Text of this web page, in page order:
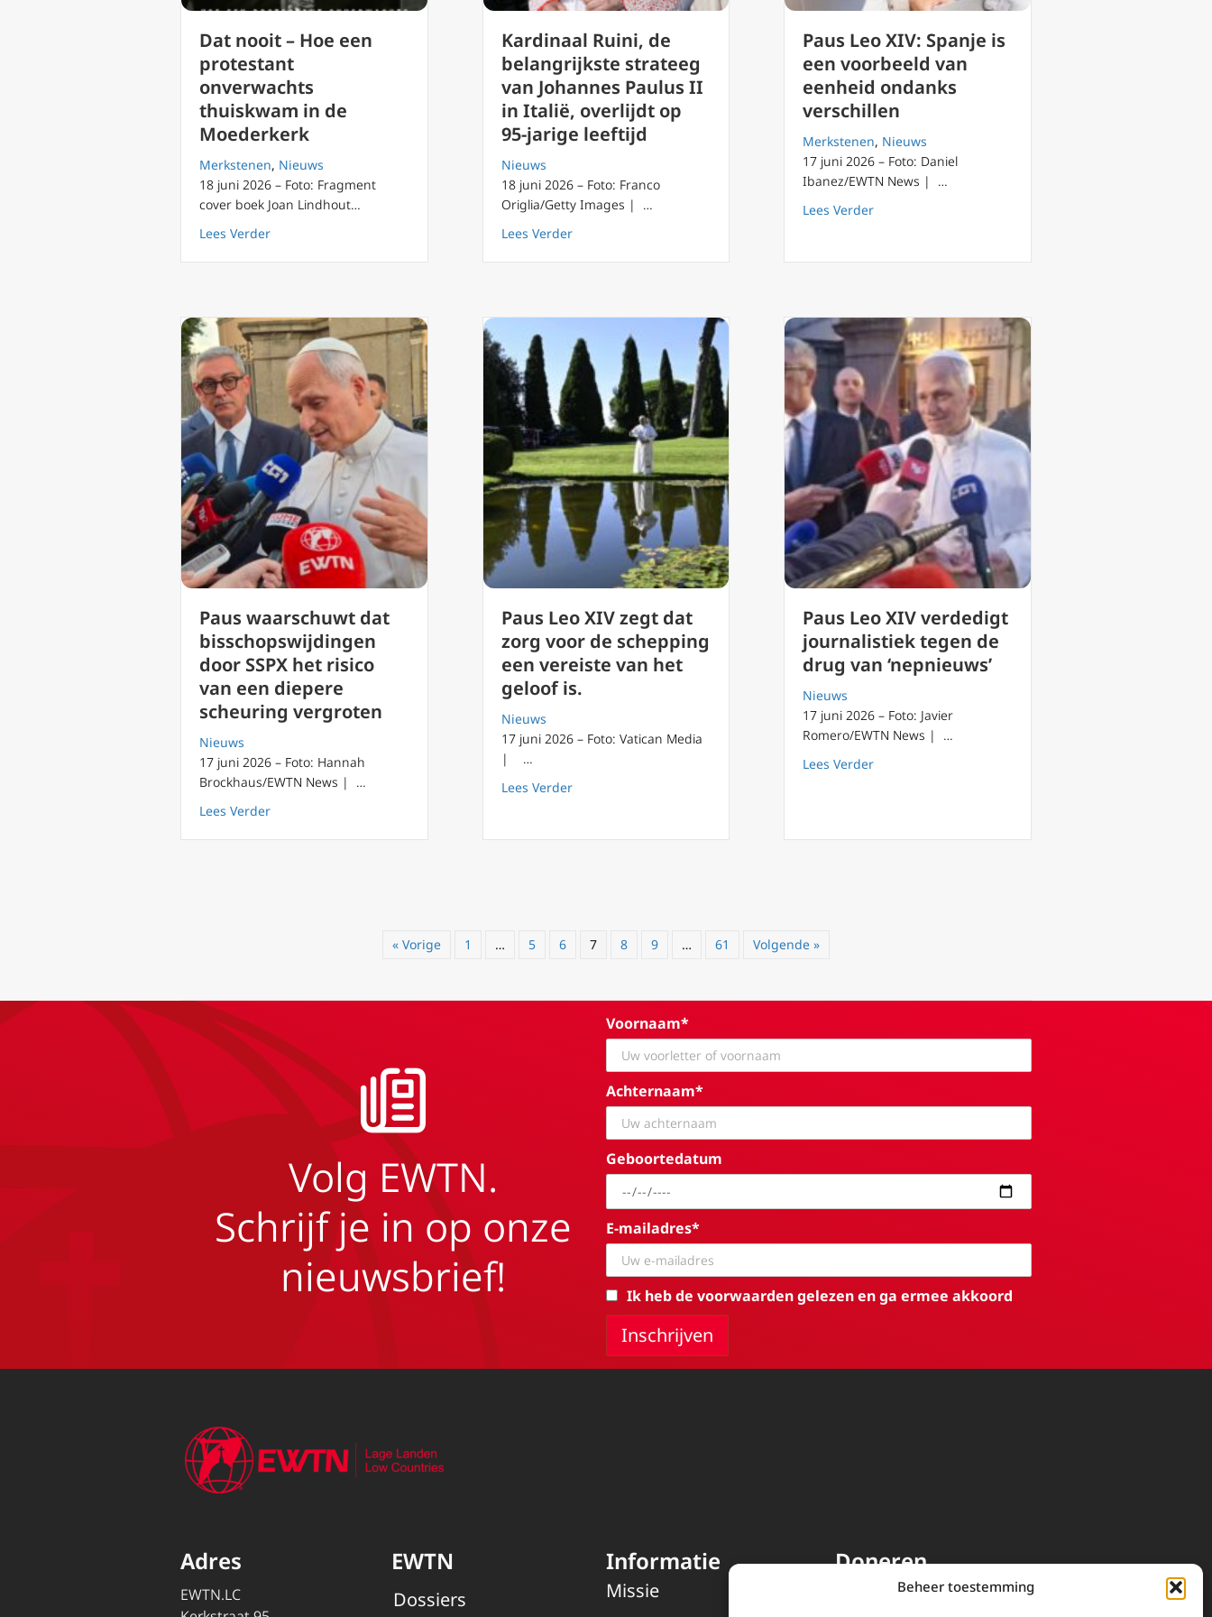
Beheer toestemming
Dat nooit – Hoe een
protestant
onverwachts
thuiskwam in de
Moederkerk
Merkstenen, Nieuws
18 juni 2026 – Foto: Fragment
cover boek Joan Lindhout…
Lees Verderabout Dat nooit – Hoe een protestant onverwachts thuiskwam in de Moederkerk
Kardinaal Ruini, de
belangrijkste strateeg
van Johannes Paulus II
in Italië, overlijdt op
95-jarige leeftijd
Nieuws
18 juni 2026 – Foto: Franco
Origlia/Getty Images | …
Lees Verderabout Kardinaal Ruini, de belangrijkste strateeg van Johannes Paulus II in Italië, overlijdt op 95-jarige
Paus Leo XIV: Spanje is
een voorbeeld van
eenheid ondanks
verschillen
Merkstenen, Nieuws
17 juni 2026 – Foto: Daniel
Ibanez/EWTN News | …
Lees Verderabout Paus Leo XIV: Spanje is een voorbeeld van
Paus waarschuwt dat
bisschopswijdingen
door SSPX het risico
van een diepere
scheuring vergroten
Nieuws
17 juni 2026 – Foto: Hannah
Brockhaus/EWTN News | …
Lees Verderabout Paus waarschuwt dat bisschopswijdingen door SSPX het risico van een diepere scheuring vergroten
Paus Leo XIV zegt dat
zorg voor de schepping
een vereiste van het
geloof is.
Nieuws
17 juni 2026 – Foto: Vatican Media
| …
Lees Verderabout Paus Leo XIV zegt dat zorg voor de schepping een vereiste van het geloof is.
Paus Leo XIV verdedigt
journalistiek tegen de
drug van ‘nepnieuws’
Nieuws
17 juni 2026 – Foto: Javier
Romero/EWTN News | …
Lees Verderabout Paus Leo XIV verdedigt journalistiek tegen de
« Vorige 1 … 5 6 7 8 9 … 61 Volgende »
Volg EWTN.
Schrijf je in op onze
nieuwsbrief!
Voornaam*
Achternaam*
Geboortedatum
E-mailadres*
Ik heb de voorwaarden gelezen en ga ermee akkoord
Adres
EWTN.LC
EWTN
Dossiers
Informatie
Missie
Doneren
EWTN wordt uitsluitend